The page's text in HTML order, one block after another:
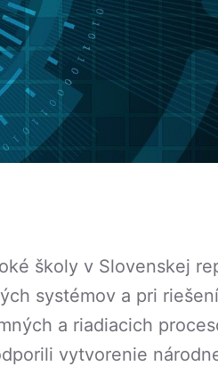
školy v Slovenskej
systémov a pri
a riadiacich
vytvorenie